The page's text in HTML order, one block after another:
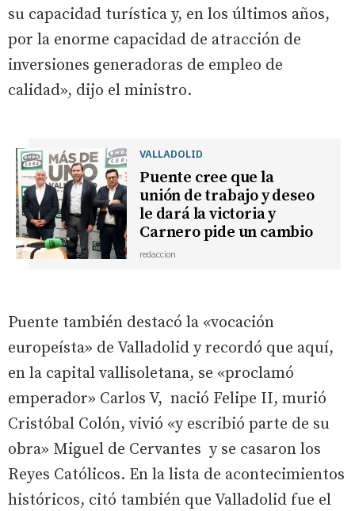
su capacidad turística y, en los últimos años,
por la enorme capacidad de atracción de
inversiones generadoras de empleo de
calidad», dijo el ministro.
VALLADOLID
Puente cree que la
unión de trabajo y deseo
le dará la victoria y
Carnero pide un cambio
redaccion
Puente también destacó la «vocación
europeísta» de Valladolid y recordó que aquí,
en la capital vallisoletana, se «proclamó
emperador» Carlos V, nació Felipe II, murió
Cristóbal Colón, vivió «y escribió parte de su
obra» Miguel de Cervantes y se casaron los
Reyes Católicos. En la lista de acontecimientos
históricos, citó también que Valladolid fue el